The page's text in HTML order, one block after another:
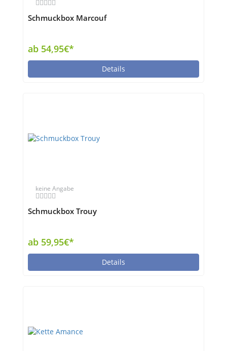
Schmuckbox Marcouf
ab 54,95€*
Details
keine Angabe
Schmuckbox Trouy
ab 59,95€*
Details